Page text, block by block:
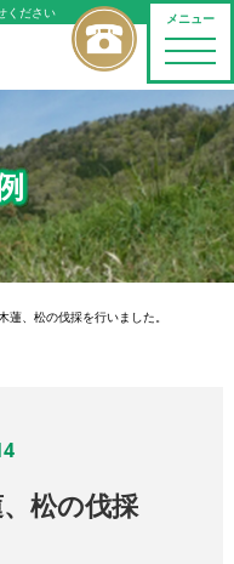
メニュー
toggle
ください
蓮、松の伐採を行いました。
松の伐採